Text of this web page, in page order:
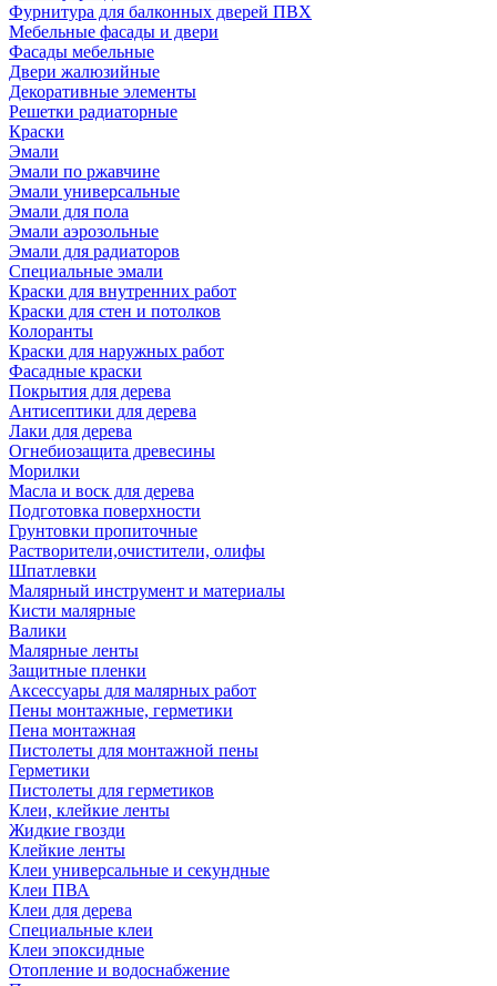
Фурнитура для балконных дверей ПВХ
Мебельные фасады и двери
Фасады мебельные
Двери жалюзийные
Декоративные элементы
Решетки радиаторные
Краски
Эмали
Эмали по ржавчине
Эмали универсальные
Эмали для пола
Эмали аэрозольные
Эмали для радиаторов
Специальные эмали
Краски для внутренних работ
Краски для стен и потолков
Колоранты
Краски для наружных работ
Фасадные краски
Покрытия для дерева
Антисептики для дерева
Лаки для дерева
Огнебиозащита древесины
Морилки
Масла и воск для дерева
Подготовка поверхности
Грунтовки пропиточные
Растворители,очистители, олифы
Шпатлевки
Малярный инструмент и материалы
Кисти малярные
Валики
Малярные ленты
Защитные пленки
Аксессуары для малярных работ
Пены монтажные, герметики
Пена монтажная
Пистолеты для монтажной пены
Герметики
Пистолеты для герметиков
Клеи, клейкие ленты
Жидкие гвозди
Клейкие ленты
Клеи универсальные и секундные
Клеи ПВА
Клеи для дерева
Специальные клеи
Клеи эпоксидные
Отопление и водоснабжение